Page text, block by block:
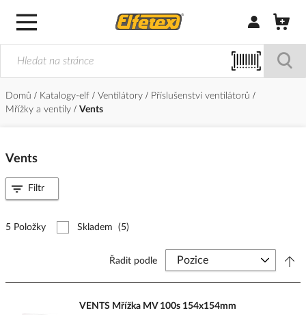
Přihlásit/
Domů Katalogy-elf Ventilátory
Příslušenství ventilátorů
Mřížky a ventily
Vents
Vents
5 Položky Skladem (5)
Řadit podle
VENTS Mřížka MV 100s 154x154mm
Filtr